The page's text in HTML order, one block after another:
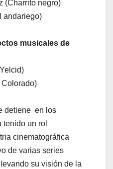
(Charrito negro)
andariego)
musicales de
detiene en los
tenido un rol
cinematográfica
de varias series
su visión de la